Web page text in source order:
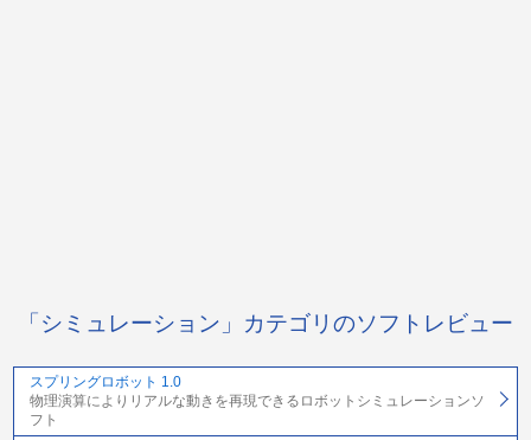
「シミュレーション」カテゴリのソフトレビュー
スプリングロボット 1.0
物理演算によりリアルな動きを再現できるロボットシミュレーションソ
フト